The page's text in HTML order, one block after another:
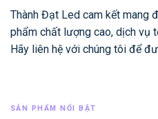
Thành Đạt Led cam kết mang
phẩm chất lượng cao, dịch vụ
Hãy liên hệ với chúng tôi để
SẢN PHẨM NỔI BẬT